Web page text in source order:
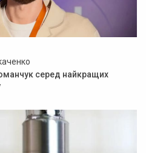
серед найкращих